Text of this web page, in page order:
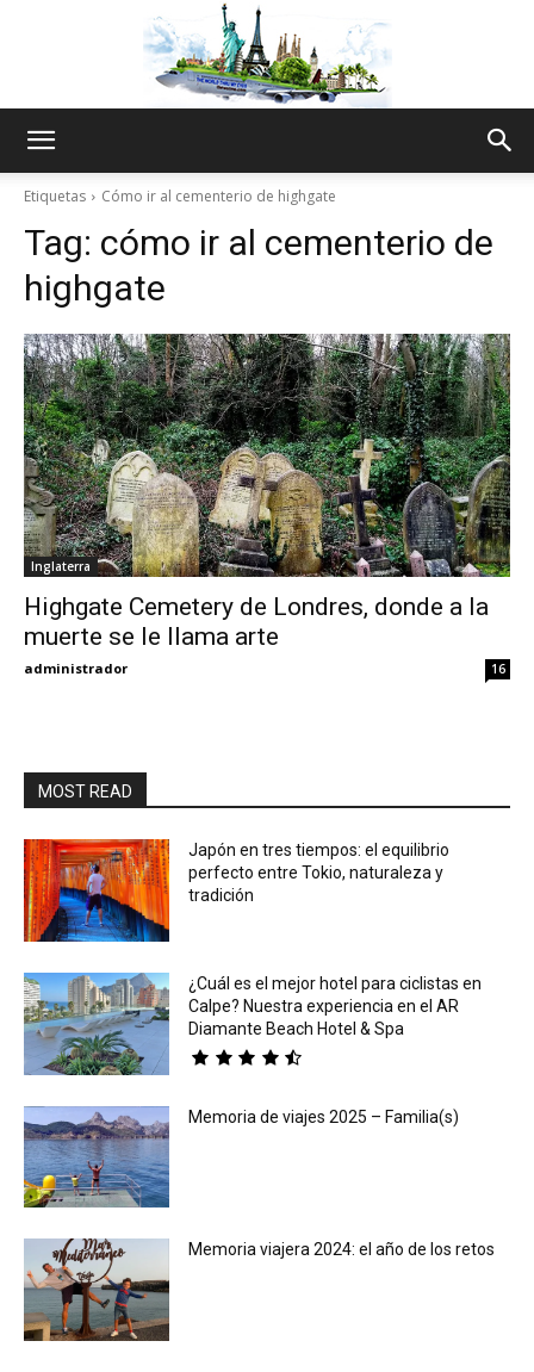
Thru
My
Etiquetas Cómo ir al cementerio de highgate
Tag: cómo ir al cementerio de
highgate
Inglaterra
Highgate Cemetery de Londres, donde a la
muerte se le llama arte
administrador 16
MOST READ
Japón en tres tiempos: el equilibrio
perfecto entre Tokio, naturaleza y
tradición
¿Cuál es el mejor hotel para ciclistas en
Calpe? Nuestra experiencia en el AR
Diamante Beach Hotel & Spa
Memoria de viajes 2025 – Familia(s)
Memoria viajera 2024: el año de los retos